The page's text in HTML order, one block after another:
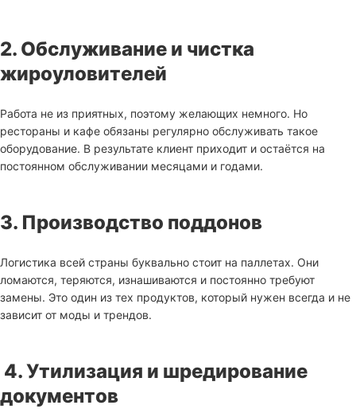
2. Обслуживание и чистка
жироуловителей
Работа не из приятных, поэтому желающих немного. Но
рестораны и кафе обязаны регулярно обслуживать такое
оборудование. В результате клиент приходит и остаётся на
постоянном обслуживании месяцами и годами.
3. Производство поддонов
Логистика всей страны буквально стоит на паллетах. Они
ломаются, теряются, изнашиваются и постоянно требуют
замены. Это один из тех продуктов, который нужен всегда и не
зависит от моды и трендов.
4. Утилизация и шредирование
документов